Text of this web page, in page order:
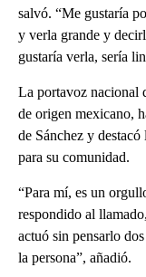
salvó. “Me gustaría
y verla grande y
gustaría verla, sería
La portavoz nacional
de origen mexicano,
de Sánchez y
para su comunidad.
“Para mí, es un
respondido al
actuó sin pensarlo
la persona”, añadió.